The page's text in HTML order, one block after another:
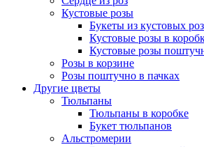
Кустовые розы
Букеты из кустовых роз
Кустовые розы в
Кустовые розы
Розы в корзине
Розы поштучно в пачках
Другие цветы
Тюльпаны
Тюльпаны в коробке
Букет тюльпанов
Альстромерии